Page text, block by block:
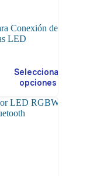
Conexión de
LED
Seleccionar
opciones